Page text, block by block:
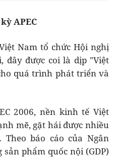
APEC
Nam tổ chức Hội nghị
đây được coi là dịp "Việt
quá trình phát triển và
2006, nền kinh tế Việt
mẽ, gặt hái được nhiều
báo cáo của Ngân
sản phẩm quốc nội (GDP)